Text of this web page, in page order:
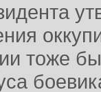
тоже